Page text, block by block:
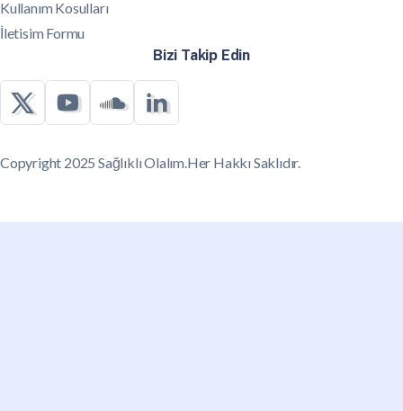
Kullanım Kosulları
İletisim Formu
Bizi Takip Edin
Copyright 2025 Sağlıklı Olalım.Her Hakkı Saklıdır.